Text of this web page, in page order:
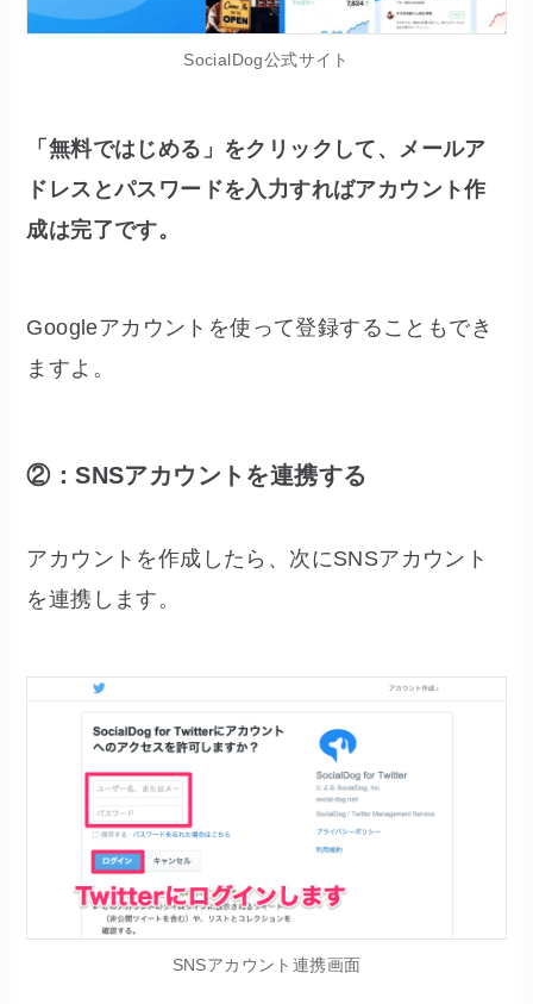
SocialDog公式サイト
「無料ではじめる」をクリックして、メールア
ドレスとパスワードを入力すればアカウント作
成は完了です。
Googleアカウントを使って登録することもでき
ますよ。
②：SNSアカウントを連携する
アカウントを作成したら、次にSNSアカウント
を連携します。
SNSアカウント連携画面